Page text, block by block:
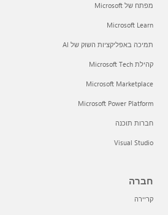
מפתח של Microsoft
Microsoft Learn
תמיכה באפליקציות השוק של AI
קהילת Microsoft Tech
Microsoft Marketplace
Microsoft Power Platform
חברות תוכנה
Visual Studio
חברה
קריירה